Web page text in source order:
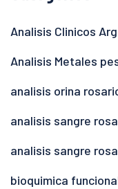
Analisis Clinicos
Analisis Metales
analisis orina
analisis sangre
analisis sangre
bioquimica